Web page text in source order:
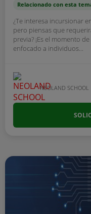
Relacionado con esta
¿Te interesa incursionar
pero piensas que
previa? ¡Es el momento
enfocado a individuos...
NEOLAND SCHOOL